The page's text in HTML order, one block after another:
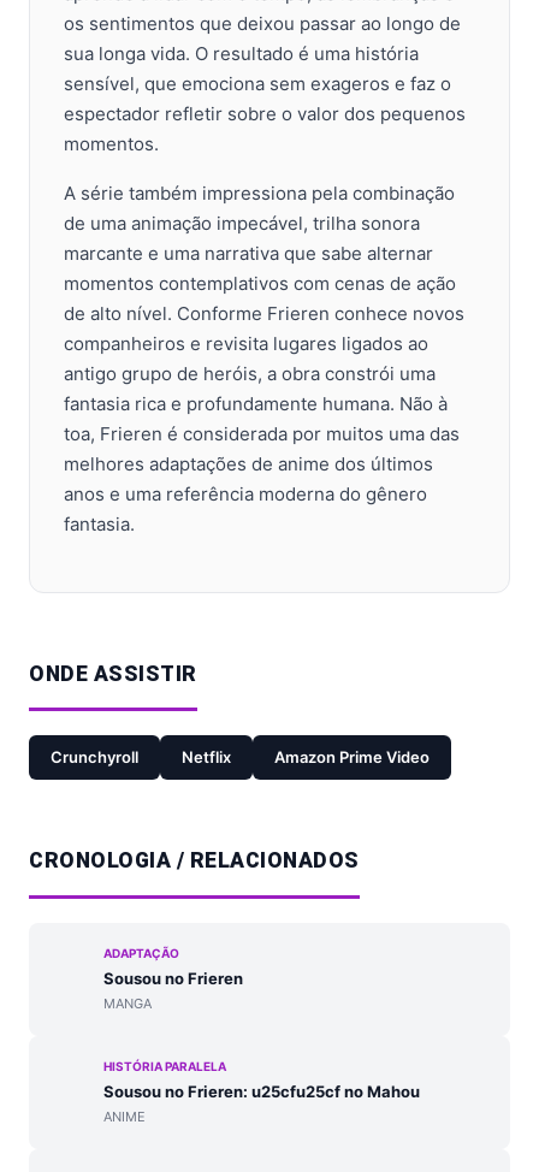
os sentimentos que deixou passar ao longo de
sua longa vida. O resultado é uma história
sensível, que emociona sem exageros e faz o
espectador refletir sobre o valor dos pequenos
momentos.
A série também impressiona pela combinação
de uma animação impecável, trilha sonora
marcante e uma narrativa que sabe alternar
momentos contemplativos com cenas de ação
de alto nível. Conforme Frieren conhece novos
companheiros e revisita lugares ligados ao
antigo grupo de heróis, a obra constrói uma
fantasia rica e profundamente humana. Não à
toa, Frieren é considerada por muitos uma das
melhores adaptações de anime dos últimos
anos e uma referência moderna do gênero
fantasia.
ONDE ASSISTIR
Crunchyroll Netflix Amazon Prime Video
CRONOLOGIA / RELACIONADOS
ADAPTAÇÃO
Sousou no Frieren
MANGA
HISTÓRIA PARALELA
Sousou no Frieren: u25cfu25cf no Mahou
ANIME